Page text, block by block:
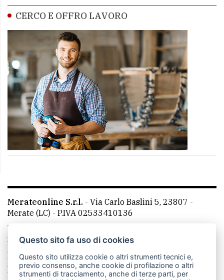
CERCO E OFFRO LAVORO
Merateonline S.r.l. - Via Carlo Baslini 5, 23807 -
Merate (LC) - P.IVA 02533410136
Telefono:
mail: redazione@merateonline.it
La redazione
CasateOnline LeccoOnline
RSS
Made by VIP
Questo sito fa uso di cookies
Questo sito utilizza cookie o altri strumenti tecnici e,
previo consenso, anche cookie di profilazione o altri
strumenti di tracciamento, anche di terze parti, per